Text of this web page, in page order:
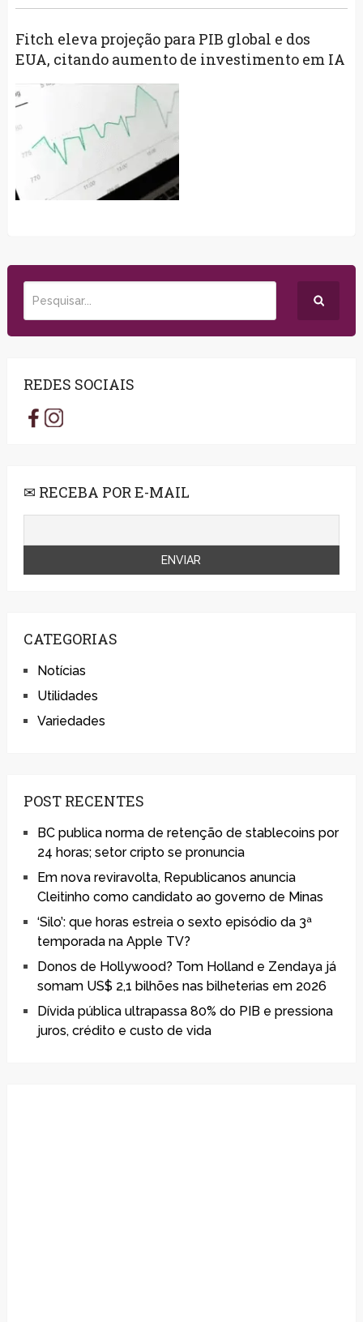
Fitch eleva projeção para PIB global e dos
EUA, citando aumento de investimento em IA
REDES SOCIAIS
✉ RECEBA POR E-MAIL
CATEGORIAS
Notícias
Utilidades
Variedades
POST RECENTES
BC publica norma de retenção de stablecoins por
24 horas; setor cripto se pronuncia
Em nova reviravolta, Republicanos anuncia
Cleitinho como candidato ao governo de Minas
‘Silo’: que horas estreia o sexto episódio da 3ª
temporada na Apple TV?
Donos de Hollywood? Tom Holland e Zendaya já
somam US$ 2,1 bilhões nas bilheterias em 2026
Dívida pública ultrapassa 80% do PIB e pressiona
juros, crédito e custo de vida